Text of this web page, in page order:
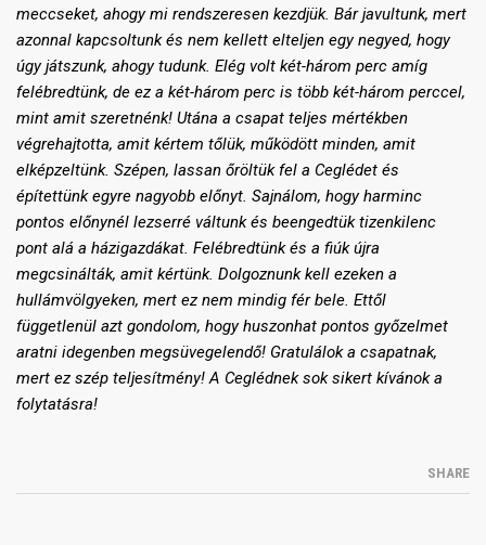
meccseket, ahogy mi rendszeresen kezdjük. Bár javultunk, mert
azonnal kapcsoltunk és nem kellett elteljen egy negyed, hogy
úgy játszunk, ahogy tudunk. Elég volt két-három perc amíg
felébredtünk, de ez a két-három perc is több két-három perccel,
mint amit szeretnénk! Utána a csapat teljes mértékben
végrehajtotta, amit kértem tőlük, működött minden, amit
elképzeltünk. Szépen, lassan őröltük fel a Ceglédet és
építettünk egyre nagyobb előnyt. Sajnálom, hogy harminc
pontos előnynél lezserré váltunk és beengedtük tizenkilenc
pont alá a házigazdákat. Felébredtünk és a fiúk újra
megcsinálták, amit kértünk. Dolgoznunk kell ezeken a
hullámvölgyeken, mert ez nem mindig fér bele. Ettől
függetlenül azt gondolom, hogy huszonhat pontos győzelmet
aratni idegenben megsüvegelendő! Gratulálok a csapatnak,
mert ez szép teljesítmény! A Ceglédnek sok sikert kívánok a
folytatásra!
SHARE